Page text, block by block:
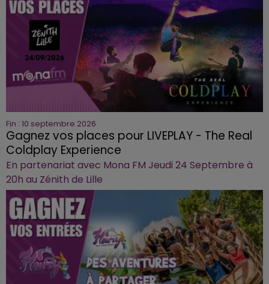
Fin : 10 septembre 2026
Gagnez vos places pour LIVEPLAY - The Real
Coldplay Experience
En partenariat avec Mona FM Jeudi 24 Septembre à
20h au Zénith de Lille